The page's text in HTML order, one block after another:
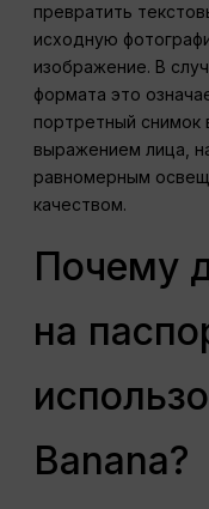
превратить
исходную
изображение. В
формата это
портретный снимок
выражением лица,
равномерным
качеством.
Почему
на
Banana?